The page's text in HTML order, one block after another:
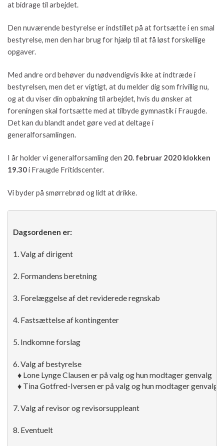
at bidrage til arbejdet.
Den nuværende bestyrelse er indstillet på at fortsætte i en smal
bestyrelse, men den har brug for hjælp til at få løst forskellige
opgaver.
Med andre ord behøver du nødvendigvis ikke at indtræde i
bestyrelsen, men det er vigtigt, at du melder dig som frivillig nu,
og at du viser din opbakning til arbejdet, hvis du ønsker at
foreningen skal fortsætte med at tilbyde gymnastik i Fraugde.
Det kan du blandt andet gøre ved at deltage i
generalforsamlingen.
I år holder vi generalforsamling den 20. februar 2020 klokken
19.30i Fraugde Fritidscenter.
Vi byder på smørrebrød og lidt at drikke.
Dagsordenen er:
1. Valg af dirigent
2. Formandens beretning
3. Forelæggelse af det reviderede regnskab
4. Fastsættelse af kontingenter
5. Indkomne forslag
6. Valg af bestyrelse
   ♦ Lone Lynge Clausen er på valg og hun modtager genvalg
   ♦ Tina Gotfred-Iversen er på valg og hun modtager genvalg
7. Valg af revisor og revisorsuppleant
8. Eventuelt